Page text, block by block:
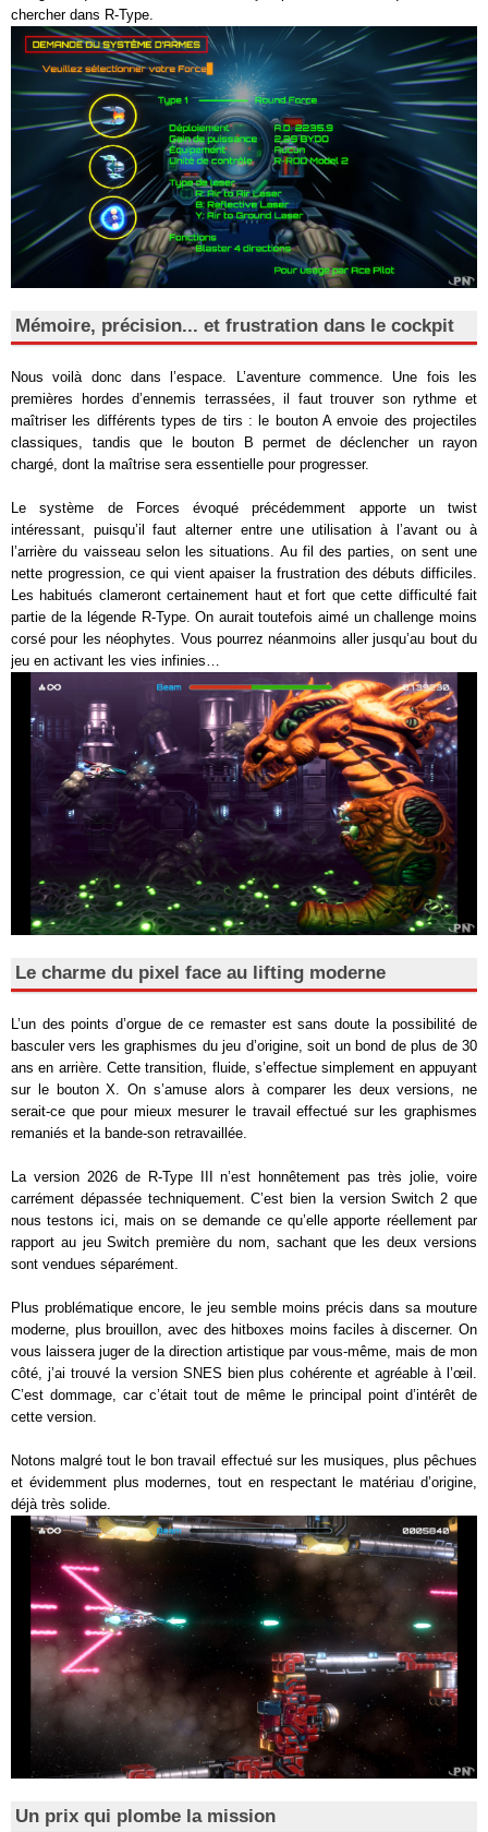
chercher dans R-Type.
Mémoire, précision... et frustration dans le cockpit
Nous voilà donc dans l’espace. L’aventure commence. Une fois les
premières hordes d’ennemis terrassées, il faut trouver son rythme et
maîtriser les différents types de tirs : le bouton A envoie des projectiles
classiques, tandis que le bouton B permet de déclencher un rayon
chargé, dont la maîtrise sera essentielle pour progresser.
Le système de Forces évoqué précédemment apporte un twist
intéressant, puisqu’il faut alterner entre une utilisation à l’avant ou à
l’arrière du vaisseau selon les situations. Au fil des parties, on sent une
nette progression, ce qui vient apaiser la frustration des débuts difficiles.
Les habitués clameront certainement haut et fort que cette difficulté fait
partie de la légende R-Type. On aurait toutefois aimé un challenge moins
corsé pour les néophytes. Vous pourrez néanmoins aller jusqu’au bout du
jeu en activant les vies infinies…
Le charme du pixel face au lifting moderne
L’un des points d’orgue de ce remaster est sans doute la possibilité de
basculer vers les graphismes du jeu d’origine, soit un bond de plus de 30
ans en arrière. Cette transition, fluide, s’effectue simplement en appuyant
sur le bouton X. On s’amuse alors à comparer les deux versions, ne
serait-ce que pour mieux mesurer le travail effectué sur les graphismes
remaniés et la bande-son retravaillée.
La version 2026 de R-Type III n’est honnêtement pas très jolie, voire
carrément dépassée techniquement. C’est bien la version Switch 2 que
nous testons ici, mais on se demande ce qu’elle apporte réellement par
rapport au jeu Switch première du nom, sachant que les deux versions
sont vendues séparément.
Plus problématique encore, le jeu semble moins précis dans sa mouture
moderne, plus brouillon, avec des hitboxes moins faciles à discerner. On
vous laissera juger de la direction artistique par vous-même, mais de mon
côté, j’ai trouvé la version SNES bien plus cohérente et agréable à l’œil.
C’est dommage, car c’était tout de même le principal point d’intérêt de
cette version.
Notons malgré tout le bon travail effectué sur les musiques, plus pêchues
et évidemment plus modernes, tout en respectant le matériau d’origine,
déjà très solide.
Un prix qui plombe la mission